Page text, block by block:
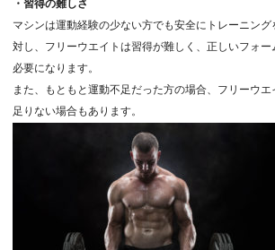
・習得の難しさ
マシンは運動経験の少ない方でも安全にトレーニン
対し、フリーウエイトは習得が難しく、正しいフォー
必要になります。
また、もともと運動不足だった方の場合、フリーウ
足りない場合もあります。